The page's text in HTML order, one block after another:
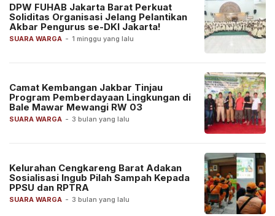
SUARA WARGA - 1 minggu yang lalu
DPW FUHAB Jakarta Barat Perkuat
Soliditas Organisasi Jelang Pelantikan
Akbar Pengurus se-DKI Jakarta!
SUARA WARGA - 3 bulan yang lalu
Camat Kembangan Jakbar Tinjau
Program Pemberdayaan Lingkungan di
Bale Mawar Mewangi RW 03
SUARA WARGA - 3 bulan yang lalu
Kelurahan Cengkareng Barat Adakan
Sosialisasi Ingub Pilah Sampah Kepada
PPSU dan RPTRA